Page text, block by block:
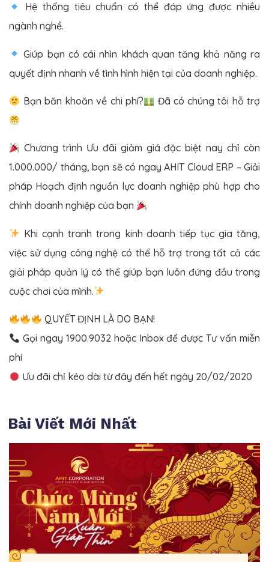
Hệ thống tiêu chuẩn có thể đáp ứng được nhiều
ngành nghề.
Giúp bạn có cái nhìn khách quan tăng khả năng ra
quyết định nhanh về tình hình hiện tại của doanh nghiệp.
Bạn băn khoăn về chi phí? Đã có chúng tôi hỗ trợ
Chương trình Ưu đãi giảm giá đặc biệt nay chỉ còn
1.000.000/ tháng, bạn sẽ có ngay AHIT Cloud ERP – Giải
pháp Hoạch định nguồn lực doanh nghiệp phù hợp cho
chính doanh nghiệp của bạn
Khi cạnh tranh trong kinh doanh tiếp tục gia tăng,
việc sử dụng công nghệ có thể hỗ trợ trong tất cả các
giải pháp quản lý có thể giúp bạn luôn đứng đầu trong
cuộc chơi của mình.
QUYẾT ĐỊNH LÀ DO BẠN!
Gọi ngay 1900.9032 hoặc Inbox để được Tư vấn miễn
phí
Ưu đãi chỉ kéo dài từ đây đến hết ngày 20/02/2020
Bài Viết Mới Nhất